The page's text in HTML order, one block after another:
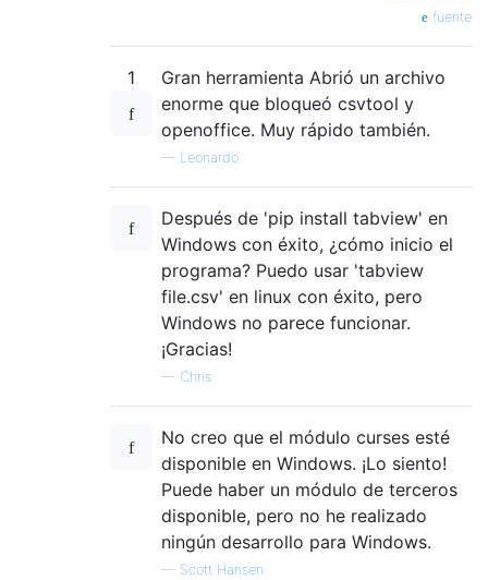
fuente
1
Gran herramienta Abrió un archivo
enorme que bloqueó csvtool y
openoffice. Muy rápido también.
— Leonardo
Después de 'pip install tabview' en
Windows con éxito, ¿cómo inicio el
programa? Puedo usar 'tabview
file.csv' en linux con éxito, pero
Windows no parece funcionar.
¡Gracias!
— Chris
No creo que el módulo curses esté
disponible en Windows. ¡Lo siento!
Puede haber un módulo de terceros
disponible, pero no he realizado
ningún desarrollo para Windows.
— Scott Hansen